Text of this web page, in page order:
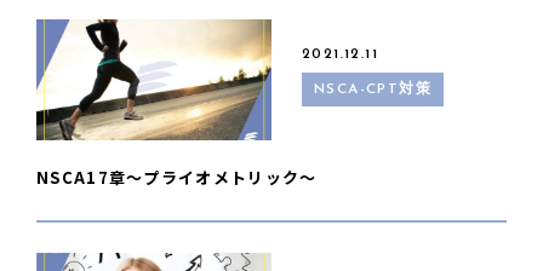
2021.12.11
NSCA-CPT対策
NSCA17章〜プライオメトリック〜